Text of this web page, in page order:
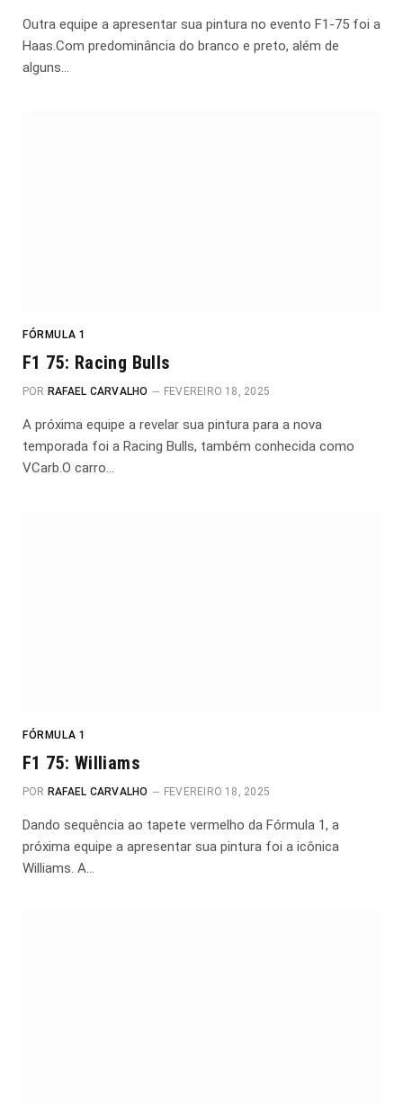
Outra equipe a apresentar sua pintura no evento F1-75 foi a
Haas.Com predominância do branco e preto, além de
alguns…
FÓRMULA 1
F1 75: Racing Bulls
POR RAFAEL CARVALHO FEVEREIRO 18, 2025
A próxima equipe a revelar sua pintura para a nova
temporada foi a Racing Bulls, também conhecida como
VCarb.O carro…
FÓRMULA 1
F1 75: Williams
POR RAFAEL CARVALHO FEVEREIRO 18, 2025
Dando sequência ao tapete vermelho da Fórmula 1, a
próxima equipe a apresentar sua pintura foi a icônica
Williams. A…